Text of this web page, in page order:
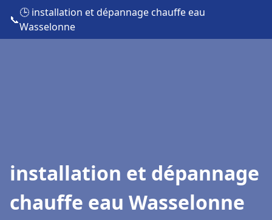
📞
🕒 installation et dépannage chauffe eau
Wasselonne
installation et dépannage
chauffe eau Wasselonne